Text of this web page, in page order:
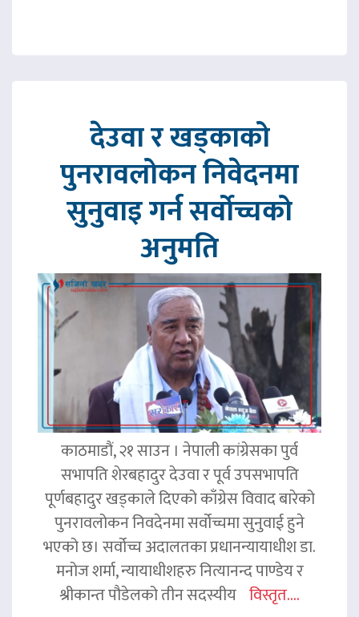
देउवा र खड्काको
पुनरावलोकन निवेदनमा
सुनुवाइ गर्न सर्वोच्चको
अनुमति
काठमाडौं, २१ साउन । नेपाली कांग्रेसका पुर्व
सभापति शेरबहादुर देउवा र पूर्व उपसभापति
पूर्णबहादुर खड्काले दिएको काँग्रेस विवाद बारेको
पुनरावलोकन निवदेनमा सर्वोच्चमा सुनुवाई हुने
भएको छ। सर्वोच्च अदालतका प्रधानन्यायाधीश डा.
मनोज शर्मा, न्यायाधीशहरु नित्यानन्द पाण्डेय र
श्रीकान्त पौडेलको तीन सदस्यीय विस्तृत....